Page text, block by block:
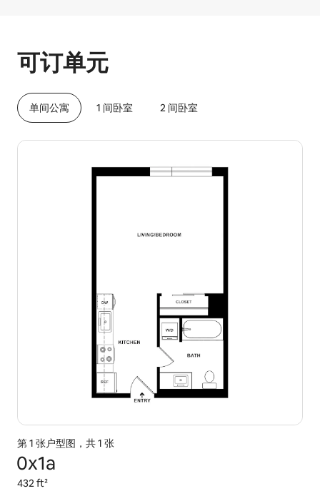
可订单元
单间公寓 1 间卧室 2 间卧室
第 1 张户型图，共 1 张
0x1a
432 ft²